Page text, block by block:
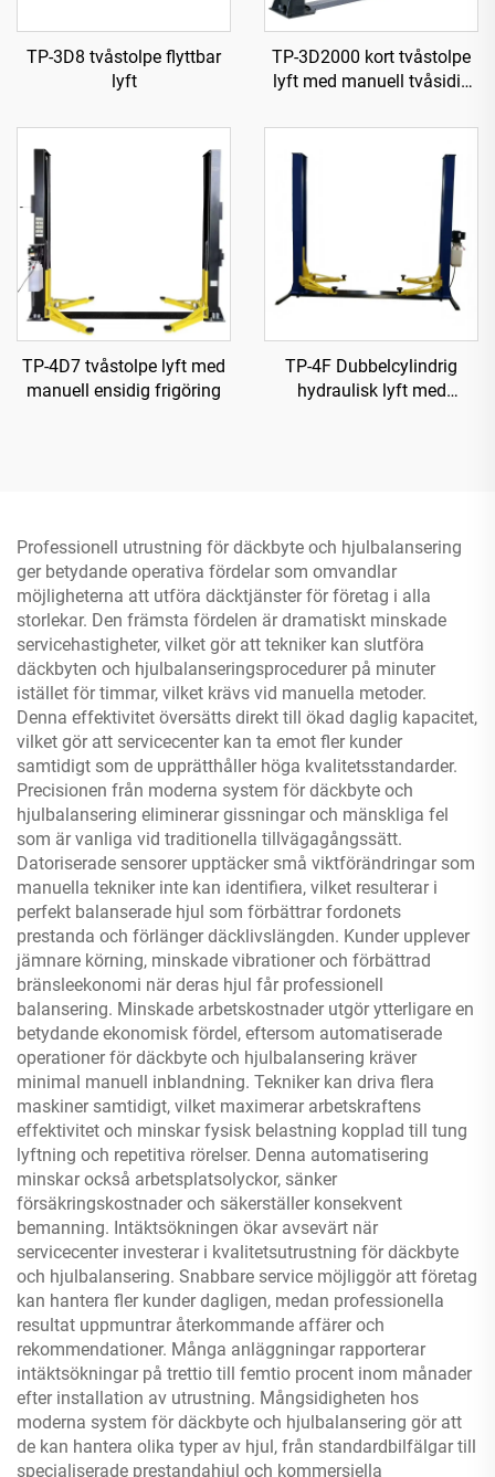
TP-3D8 tvåstolpe flyttbar
lyft
TP-3D2000 kort tvåstolpe
lyft med manuell tvåsidig
TP-4D7 tvåstolpe lyft med
manuell ensidig frigöring
TP-4F Dubbelcylindrig
hydraulisk lyft med
Professionell utrustning för däckbyte och hjulbalansering
ger betydande operativa fördelar som omvandlar
möjligheterna att utföra däcktjänster för företag i alla
storlekar. Den främsta fördelen är dramatiskt minskade
servicehastigheter, vilket gör att tekniker kan slutföra
däckbyten och hjulbalanseringsprocedurer på minuter
istället för timmar, vilket krävs vid manuella metoder.
Denna effektivitet översätts direkt till ökad daglig kapacitet,
vilket gör att servicecenter kan ta emot fler kunder
samtidigt som de upprätthåller höga kvalitetsstandarder.
Precisionen från moderna system för däckbyte och
hjulbalansering eliminerar gissningar och mänskliga fel
som är vanliga vid traditionella tillvägagångssätt.
Datoriserade sensorer upptäcker små viktförändringar som
manuella tekniker inte kan identifiera, vilket resulterar i
perfekt balanserade hjul som förbättrar fordonets
prestanda och förlänger däcklivslängden. Kunder upplever
jämnare körning, minskade vibrationer och förbättrad
bränsleekonomi när deras hjul får professionell
balansering. Minskade arbetskostnader utgör ytterligare en
betydande ekonomisk fördel, eftersom automatiserade
operationer för däckbyte och hjulbalansering kräver
minimal manuell inblandning. Tekniker kan driva flera
maskiner samtidigt, vilket maximerar arbetskraftens
effektivitet och minskar fysisk belastning kopplad till tung
lyftning och repetitiva rörelser. Denna automatisering
minskar också arbetsplatsolyckor, sänker
försäkringskostnader och säkerställer konsekvent
bemanning. Intäktsökningen ökar avsevärt när
servicecenter investerar i kvalitetsutrustning för däckbyte
och hjulbalansering. Snabbare service möjliggör att företag
kan hantera fler kunder dagligen, medan professionella
resultat uppmuntrar återkommande affärer och
rekommendationer. Många anläggningar rapporterar
intäktsökningar på trettio till femtio procent inom månader
efter installation av utrustning. Mångsidigheten hos
moderna system för däckbyte och hjulbalansering gör att
de kan hantera olika typer av hjul, från standardbilfälgar till
specialiserade prestandahjul och kommersiella